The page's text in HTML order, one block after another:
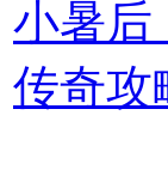
小暑后
传奇攻